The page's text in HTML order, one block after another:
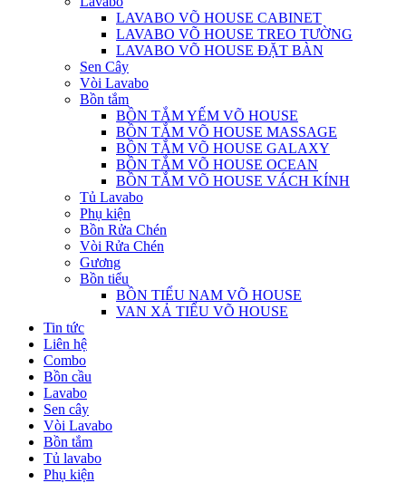
LAVABO VÕ HOUSE CABINET
LAVABO VÕ HOUSE TREO TƯỜNG
LAVABO VÕ HOUSE ĐẶT BÀN
Sen Cây
Vòi Lavabo
Bồn tắm
BỒN TẮM YẾM VÕ HOUSE
BỒN TẮM VÕ HOUSE MASSAGE
BỒN TẮM VÕ HOUSE GALAXY
BỒN TẮM VÕ HOUSE OCEAN
BỒN TẮM VÕ HOUSE VÁCH KÍNH
Tủ Lavabo
Phụ kiện
Bồn Rửa Chén
Vòi Rửa Chén
Gương
Bồn tiểu
BỒN TIỂU NAM VÕ HOUSE
VAN XẢ TIỂU VÕ HOUSE
Tin tức
Liên hệ
Combo
Bồn cầu
Lavabo
Sen cây
Vòi Lavabo
Bồn tắm
Tủ lavabo
Phụ kiện